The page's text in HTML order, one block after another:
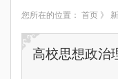
您所在的位置： 首页 》
高校思想政治